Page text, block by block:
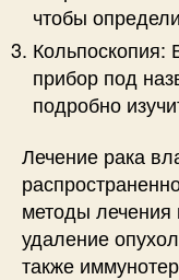
чтобы
Кольпоскопия:
прибор под
подробно
Лечение рака
методы лечения
удаление
также